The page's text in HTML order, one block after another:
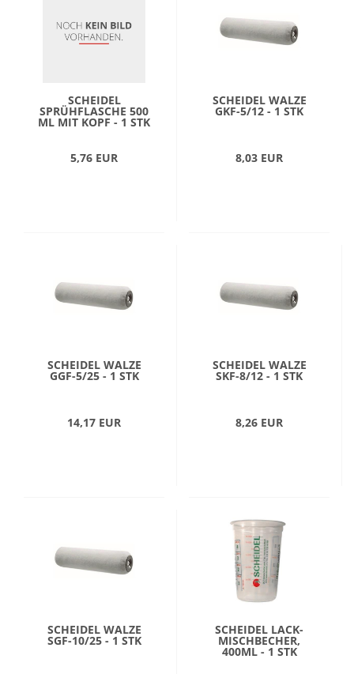
SCHEIDEL
SPRÜHFLASCHE 500
ML MIT KOPF - 1 STK
5,76 EUR
SCHEIDEL WALZE
GKF-5/12 - 1 STK
8,03 EUR
SCHEIDEL WALZE
GGF-5/25 - 1 STK
14,17 EUR
SCHEIDEL WALZE
SKF-8/12 - 1 STK
8,26 EUR
SCHEIDEL WALZE
SGF-10/25 - 1 STK
SCHEIDEL LACK-
MISCHBECHER,
400ML - 1 STK